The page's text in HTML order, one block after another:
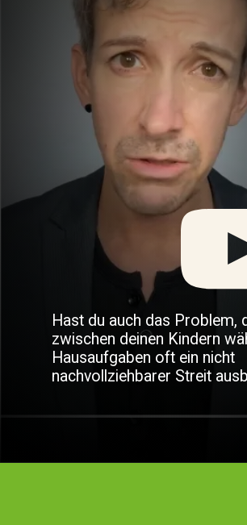
Hast du auch das Problem,
zwischen deinen Kindern
Hausaufgaben oft ein nicht
nachvollziehbarer Streit